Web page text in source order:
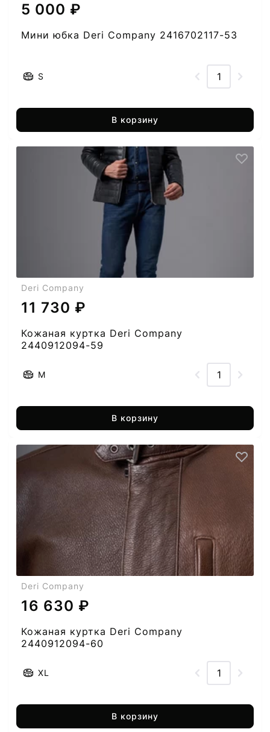
5 000 ₽
Мини юбка Deri Company 2416702117-53
S
В корзину
Deri Company
11 730 ₽
Кожаная куртка Deri Company
2440912094-59
M
В корзину
Deri Company
16 630 ₽
Кожаная куртка Deri Company
2440912094-60
XL
В корзину